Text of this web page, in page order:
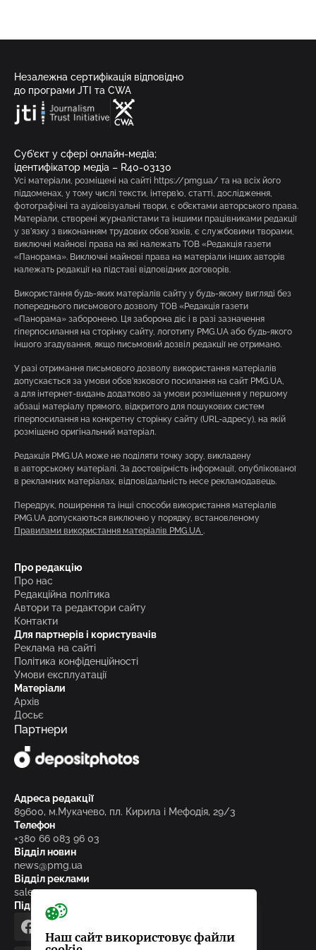
Незалежна сертифікація відповідно
до програми JTI та CWA
Суб’єкт у сфері онлайн-медіа;
ідентифікатор медіа – R40-03130
Усі матеріали, розміщені на сайті https://pmg.ua/ та на всіх його
піддоменах, у тому числі тексти, інтерв’ю, статті, дослідження,
фотографічні та аудіовізуальні твори, є об’єктами авторського права.
Матеріали, створені журналістами та іншими працівниками редакції
у зв’язку з виконанням трудових обов’язків, є службовими творами,
виключні майнові права на які належать ТОВ «Редакція газети
«Панорама». Виключні майнові права на матеріали інших авторів
належать редакції на підставі відповідних договорів.
Використання будь-яких матеріалів сайту у будь-якому вигляді без
попереднього письмового дозволу ТОВ «Редакція газети
«Панорама» заборонено. Ця заборона діє і в разі зазначення
гіперпосилання на сторінку сайту, логотипу PMG.UA або будь-якого
іншого згадування, якщо письмовий дозвіл редакції не отримано.
У разі отримання письмового дозволу використання матеріалів
допускається за умови обов’язкового посилання на сайт PMG.UA,
а для інтернет-видань додатково за умови розміщення у першому
абзаці матеріалу прямого, відкритого для пошукових систем
гіперпосилання на конкретну сторінку сайту (URL-адресу), на якій
розміщено оригінальний матеріал.
Редакція PMG.UA може не поділяти точку зору, викладену
в авторському матеріалі. За достовірність інформації, опублікованої
в рекламних матеріалах, відповідальність несе рекламодавець.
Передрук, поширення та інші способи використання матеріалів
PMG.UA допускаються виключно у порядку, встановленому
Правилами використання матеріалів PMG.UA .
Про редакцію
Про нас
Редакційна політика
Автори та редактори сайту
Контакти
Для партнерів і користувачів
Реклама на сайті
Політика конфіденційності
Умови експлуатації
Матеріали
Архів
Досьє
Партнери
Адреса редакції
89600, м.Мукачево, пл. Кирила і Мефодія, 29/3
Телефон
+380 66 083 96 03
Відділ новин
news@pmg.ua
Відділ реклами
sales@pmg.ua
Підписуйтесь на нас у соціальних мережах
facebooktelegram
Наш сайт використовує файли